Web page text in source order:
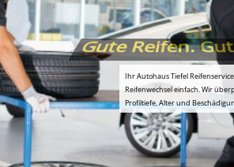
Ihr Autohaus Tiefel
Reifenwechsel einfach. Wir
Profiltiefe, Alter und
Gute Reifen.